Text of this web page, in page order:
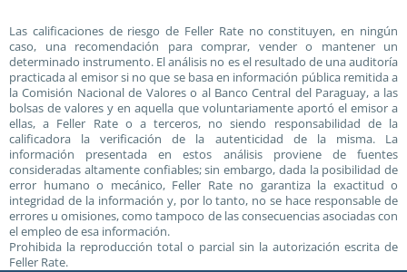
Las calificaciones de riesgo de Feller Rate no constituyen, en ningún
caso, una recomendación para comprar, vender o mantener un
determinado instrumento. El análisis no es el resultado de una auditoría
practicada al emisor si no que se basa en información pública remitida a
la Comisión Nacional de Valores o al Banco Central del Paraguay, a las
bolsas de valores y en aquella que voluntariamente aportó el emisor a
ellas, a Feller Rate o a terceros, no siendo responsabilidad de la
calificadora la verificación de la autenticidad de la misma. La
información presentada en estos análisis proviene de fuentes
consideradas altamente confiables; sin embargo, dada la posibilidad de
error humano o mecánico, Feller Rate no garantiza la exactitud o
integridad de la información y, por lo tanto, no se hace responsable de
errores u omisiones, como tampoco de las consecuencias asociadas con
el empleo de esa información.
Prohibida la reproducción total o parcial sin la autorización escrita de
Feller Rate.